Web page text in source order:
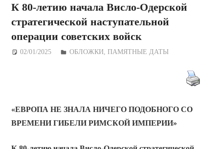
К 80-летию начала Висло-Одерской
стратегической наступательной
операции советских войск
02/01/2025 Дежурный по Редакции
ОБЛОЖКИ,ПАМЯТНЫЕ ДАТЫ
«ЕВРОПА НЕ ЗНАЛА НИЧЕГО ПОДОБНОГО СО
ВРЕМЕНИ ГИБЕЛИ РИМСКОЙ ИМПЕРИИ»